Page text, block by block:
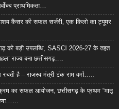
प्राथमिकता…
कैंसर की सफल सर्जरी, एक किलो का ट्यूमर
को बड़ी उपलब्धि, SASCI 2026-27 के तहत
राज्य बना छत्तीसगढ़….
है – राजस्व मंत्री टंक राम वर्मा…..
का सफल आयोजन, छत्तीसगढ़ के प्रथम “मातृ